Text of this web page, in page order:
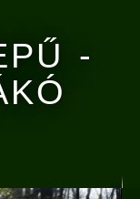
-